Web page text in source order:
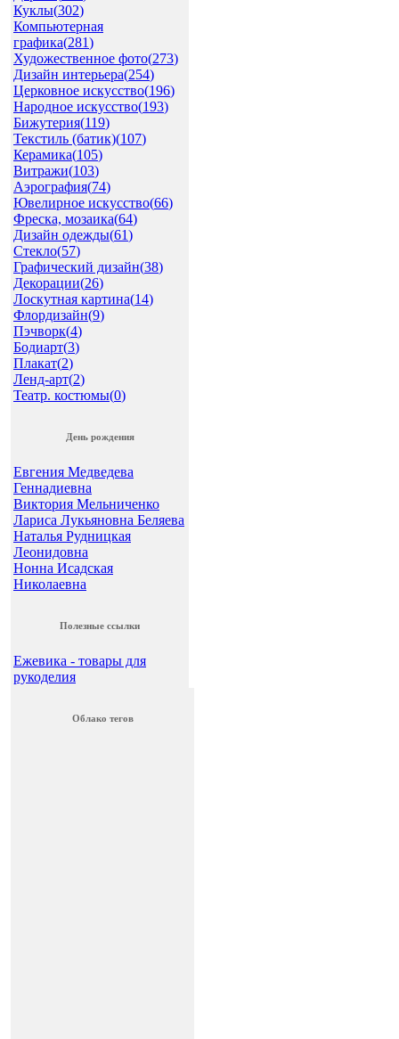
Куклы(302)
Компьютерная
графика(281)
Художественное фото(273)
Дизайн интерьера(254)
Церковное искусство(196)
Народное искусство(193)
Бижутерия(119)
Текстиль (батик)(107)
Керамика(105)
Витражи(103)
Аэрография(74)
Ювелирное искусство(66)
Фреска, мозаика(64)
Дизайн одежды(61)
Стекло(57)
Графический дизайн(38)
Декорации(26)
Лоскутная картина(14)
Флордизайн(9)
Пэчворк(4)
Бодиарт(3)
Плакат(2)
Ленд-арт(2)
Театр. костюмы(0)
День рождения
Евгения Медведева
Геннадиевна
Виктория Мельниченко
Лариса Лукьяновна Беляева
Наталья Рудницкая
Леонидовна
Нонна Исадская
Николаевна
Полезные ссылки
Ежевика - товары для
рукоделия
Облако тегов